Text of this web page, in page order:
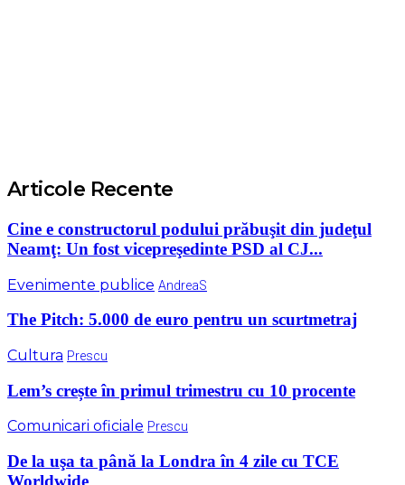
Articole Recente
Cine e constructorul podului prăbuşit din judeţul
Neamţ: Un fost vicepreşedinte PSD al CJ...
Evenimente publice AndreaS
The Pitch: 5.000 de euro pentru un scurtmetraj
Cultura Prescu
Lem’s crește în primul trimestru cu 10 procente
Comunicari oficiale Prescu
De la uşa ta până la Londra în 4 zile cu TCE
Worldwide